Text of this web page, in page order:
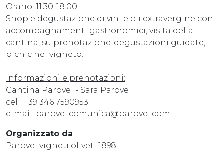
Orario: 11:30-18:00
Shop e degustazione di vini e oli extravergine con
accompagnamenti gastronomici, visita della
cantina, su prenotazione: degustazioni guidate,
picnic nel vigneto.
Informazioni e prenotazioni:
Cantina Parovel - Sara Parovel
cell. +39 346 7590953
e-mail: parovel.comunica@parovel.com
Organizzato da
Parovel vigneti oliveti 1898